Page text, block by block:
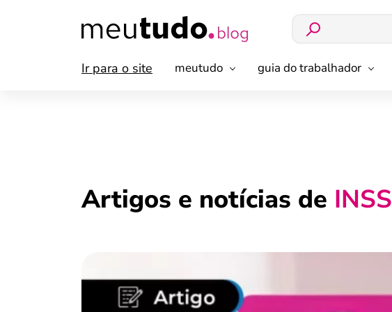
Ir para o site meutudo guia do trabalhador
Artigos e notícias de INSS